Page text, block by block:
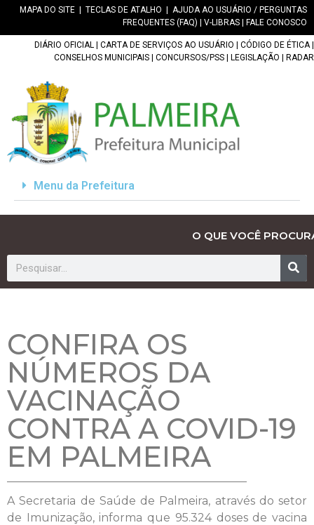
MAPA DO SITE TECLAS DE ATALHO
AJUDA AO USUÁRIO / PERGUNTAS
FREQUENTES (FAQ)
V-LIBRAS FALE CONOSCO
DIÁRIO OFICIAL CARTA DE SERVIÇOS AO USUÁRIO CÓDIGO DE ÉTICA|
CONSELHOS MUNICIPAIS
CONCURSOS/PSS LEGISLAÇÃO RADAR
Menu da Prefeitura
O QUE VOCÊ
CONFIRA OS
NÚMEROS DA
VACINAÇÃO
CONTRA A COVID-19
EM PALMEIRA
A Secretaria de Saúde de Palmeira, através do setor
de Imunização, informa que 95.324 doses de vacina